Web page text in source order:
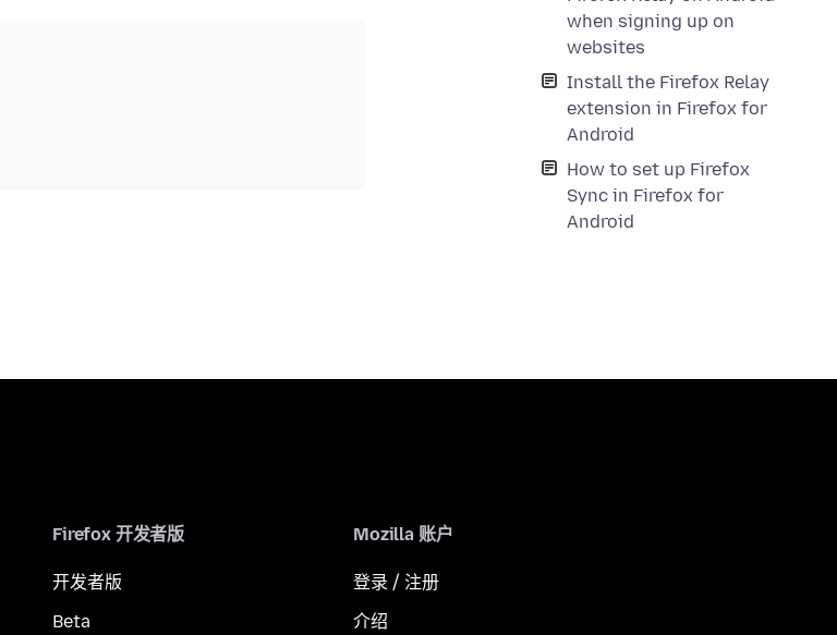
when signing up on
websites
Install the Firefox Relay
extension in Firefox for
Android
How to set up Firefox
Sync in Firefox for
Android
Firefox 开发者版
开发者版
Beta
Mozilla 账户
登录 / 注册
介绍